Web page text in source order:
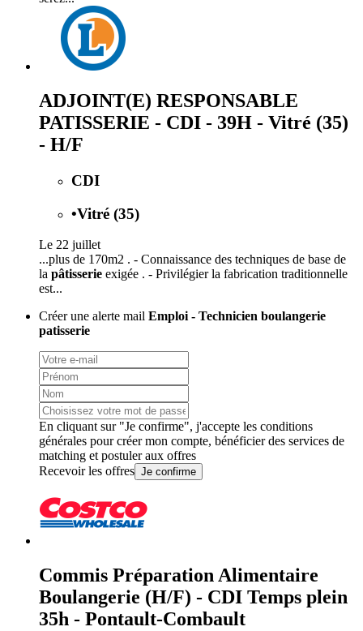
ADJOINT(E) RESPONSABLE
PATISSERIE - CDI - 39H - Vitré (35)
- H/F
CDI
•Vitré (35)
Le 22 juillet
...plus de 170m2 . - Connaissance des techniques de base de
la pâtisserie exigée . - Privilégier la fabrication traditionnelle
est...
Créer une alerte mail Emploi - Technicien boulangerie
patisserie
En cliquant sur "Je confirme", j'accepte les conditions
générales pour créer mon compte, bénéficier des services de
matching et postuler aux offres
Recevoir les offres Je confirme
Commis Préparation Alimentaire
Boulangerie (H/F) - CDI Temps plein
35h - Pontault-Combault